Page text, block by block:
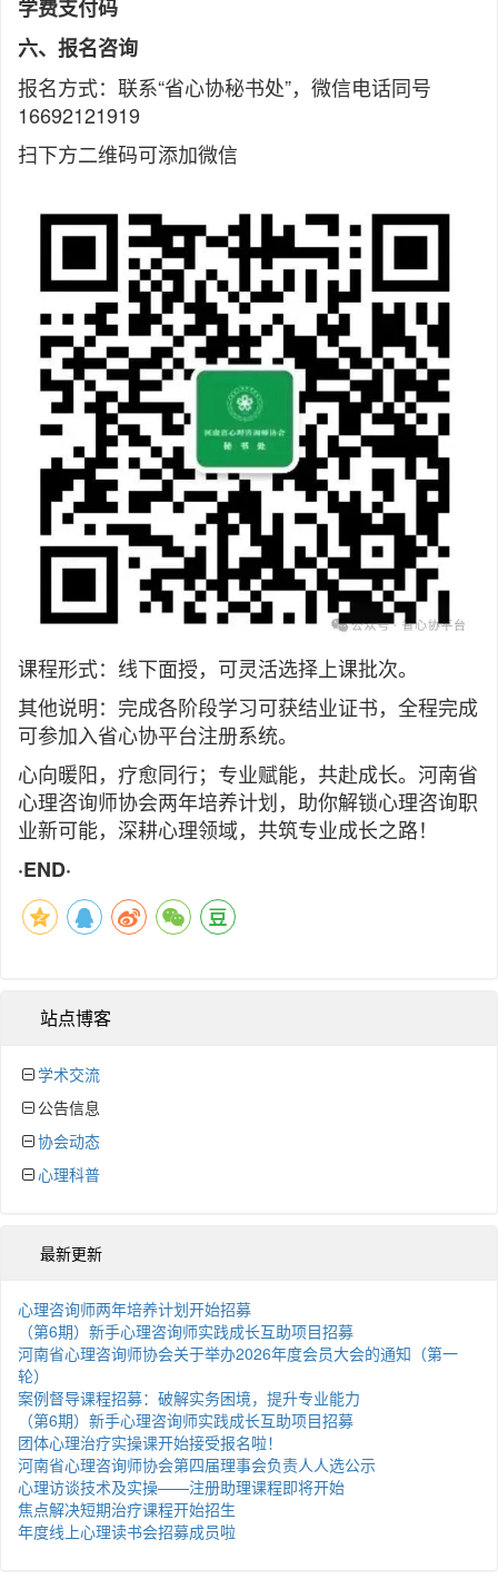
学费支付码
六、报名咨询
报名方式：联系“省心协秘书处”，微信电话同号
16692121919
扫下方二维码可添加微信
课程形式：线下面授，可灵活选择上课批次。
其他说明：完成各阶段学习可获结业证书，全程完成
可参加入省心协平台注册系统。
心向暖阳，疗愈同行；专业赋能，共赴成长。河南省
心理咨询师协会两年培养计划，助你解锁心理咨询职
业新可能，深耕心理领域，共筑专业成长之路！
·END·
站点博客
学术交流
公告信息
协会动态
心理科普
最新更新
心理咨询师两年培养计划开始招募
（第6期）新手心理咨询师实践成长互助项目招募
河南省心理咨询师协会关于举办2026年度会员大会的通知（第一
轮）
案例督导课程招募：破解实务困境，提升专业能力
（第6期）新手心理咨询师实践成长互助项目招募
团体心理治疗实操课开始接受报名啦！
河南省心理咨询师协会第四届理事会负责人人选公示
心理访谈技术及实操——注册助理课程即将开始
焦点解决短期治疗课程开始招生
年度线上心理读书会招募成员啦